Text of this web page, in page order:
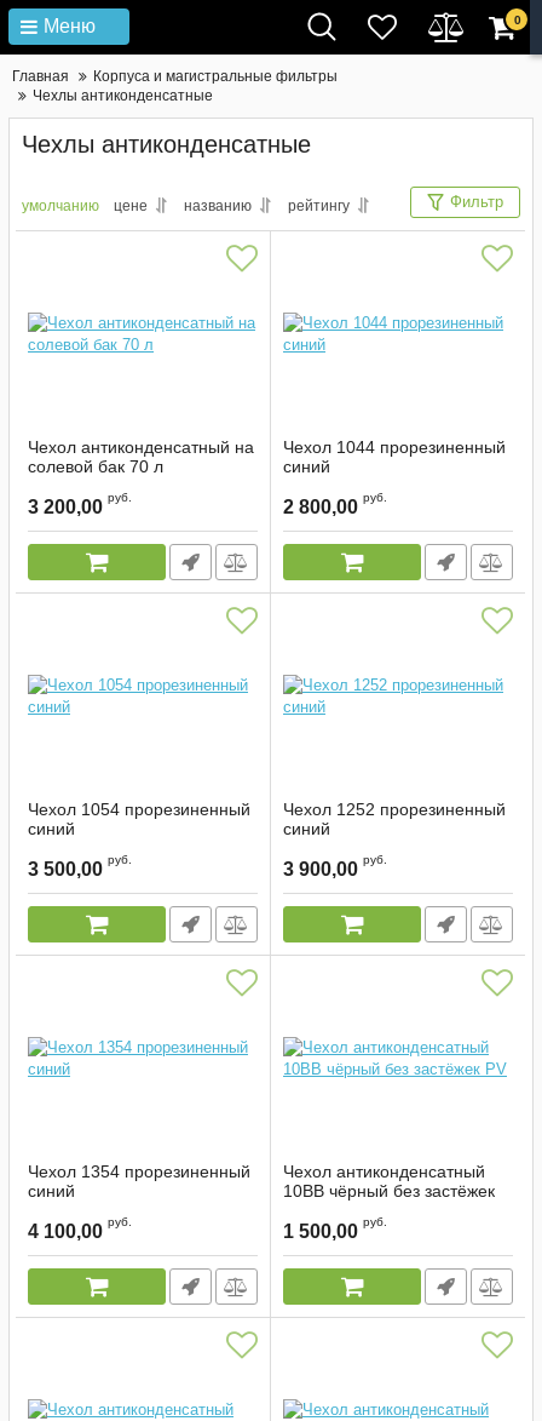
Меню 0
Главная
Корпуса и магистральные фильтры
Чехлы антиконденсатные
Чехлы антиконденсатные
умолчанию цене названию рейтингу Фильтр
Чехол антиконденсатный на
солевой бак 70 л
3 200,00 руб.
Чехол 1044 прорезиненный
синий
2 800,00 руб.
Чехол 1054 прорезиненный
синий
3 500,00 руб.
Чехол 1252 прорезиненный
синий
3 900,00 руб.
Чехол 1354 прорезиненный
синий
4 100,00 руб.
Чехол антиконденсатный
10ВВ чёрный без застёжек
Артикул: 2272
1 500,00 руб.